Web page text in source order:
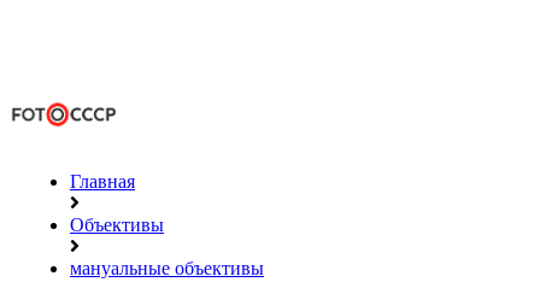
Главная
Объективы
мануальные объективы